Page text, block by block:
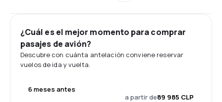
¿Cuál es el mejor momento para comprar
pasajes de avión?
Descubre con cuánta antelación conviene reservar
vuelos de ida y vuelta.
6 meses antes
a partir de89 985 CLP